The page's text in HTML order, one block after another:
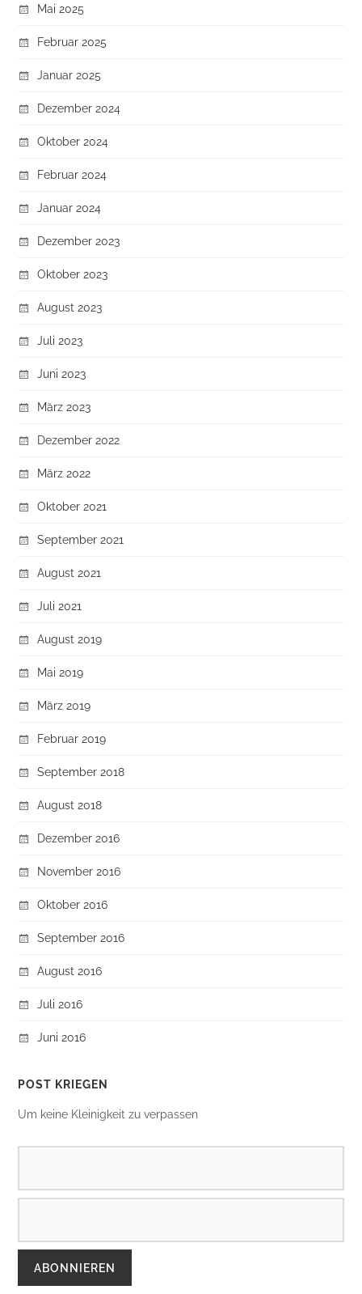
Mai 2025
Februar 2025
Januar 2025
Dezember 2024
Oktober 2024
Februar 2024
Januar 2024
Dezember 2023
Oktober 2023
August 2023
Juli 2023
Juni 2023
März 2023
Dezember 2022
März 2022
Oktober 2021
September 2021
August 2021
Juli 2021
August 2019
Mai 2019
März 2019
Februar 2019
September 2018
August 2018
Dezember 2016
November 2016
Oktober 2016
September 2016
August 2016
Juli 2016
Juni 2016
POST KRIEGEN
Um keine Kleinigkeit zu verpassen